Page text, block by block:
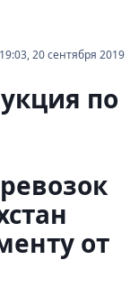
19:03, 20 сентября 2019
по
от